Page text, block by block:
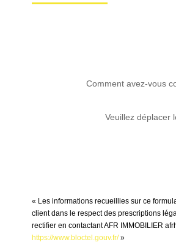
Comment avez-vous
Veuillez déplacer
« Les informations recueillies sur ce
client dans le respect des prescriptions
rectifier en contactant AFR IMMOBILIER
https://www.bloctel.gouv.fr/»